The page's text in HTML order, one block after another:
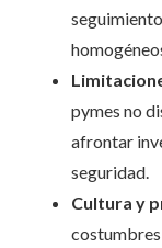
pymes no
afrontar
seguridad.
Cultura y